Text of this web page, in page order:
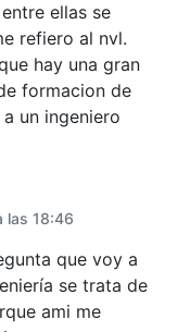
ellas se
refiero al nvl.
hay una gran
formacion de
un ingeniero
las 18:46
que voy a
se trata de
ami me